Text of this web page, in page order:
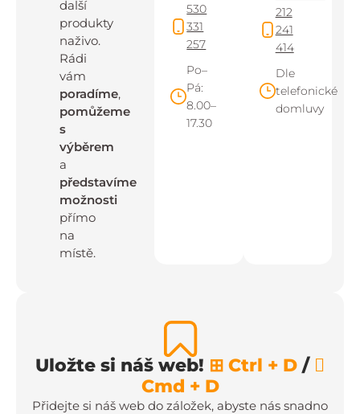
další
produkty
naživo.
Rádi
vám
poradíme,
pomůžeme
s
výběrem
a
představíme
možnosti
přímo
na
místě.
530
331
257
Po–
Pá:
8.00–
17.30
212
241
414
Dle
telefonické
domluvy
Uložte si náš web! ⊞ Ctrl + D / 
Cmd + D
Přidejte si náš web do záložek, abyste nás snadno